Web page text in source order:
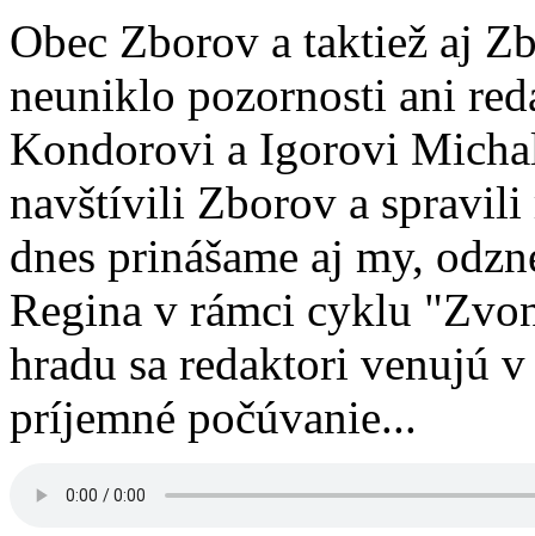
Obec Zborov a taktiež aj
neuniklo pozornosti ani
Kondorovi a Igorovi
navštívili Zborov a spravili
dnes prinášame aj my,
Regina v rámci cyklu
hradu sa redaktori venujú
príjemné počúvanie...